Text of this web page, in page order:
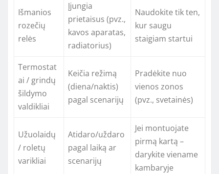
Išmanios
rozečių
relės
Įjungia
prietaisus (pvz.,
kavos aparatas,
radiatorius)
Naudokite tik ten,
kur saugu
staigiam startui
Termostat
ai / grindų
šildymo
valdikliai
Keičia režimą
(diena/naktis)
pagal scenarijų
Pradėkite nuo
vienos zonos
(pvz., svetainės)
Užuolaidų
/ roletų
varikliai
Atidaro/uždaro
pagal laiką ar
scenarijų
Jei montuojate
pirmą kartą –
darykite viename
kambaryje